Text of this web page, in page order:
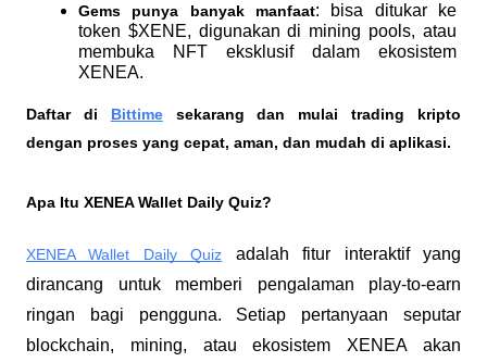
Gems punya banyak manfaat: bisa ditukar ke
token $XENE, digunakan di mining pools, atau
membuka NFT eksklusif dalam ekosistem
XENEA.
Daftar di Bittime sekarang dan mulai trading kripto
dengan proses yang cepat, aman, dan mudah di aplikasi.
Apa Itu XENEA Wallet Daily Quiz?
XENEA Wallet Daily Quiz adalah fitur interaktif yang
dirancang untuk memberi pengalaman play-to-earn
ringan bagi pengguna. Setiap pertanyaan seputar
blockchain, mining, atau ekosistem XENEA akan